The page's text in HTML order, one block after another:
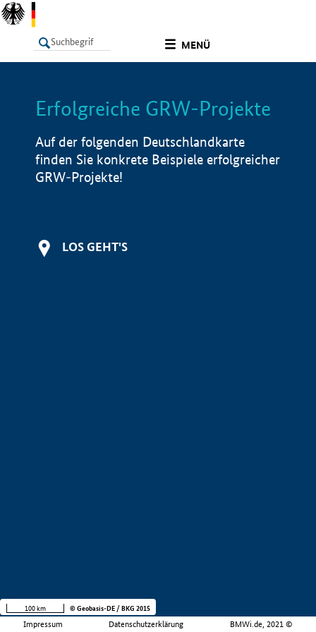
MENÜ
LISTE Info
Erfolgreiche GRW-Projekte
Auf der folgenden Deutschlandkarte
finden Sie konkrete Beispiele erfolgreicher
GRW-Projekte!
LOS GEHT'S
Impressum Datenschutzerklärung BMWi.de, 2021 ©
100 km © Geobasis-DE / BKG 2015